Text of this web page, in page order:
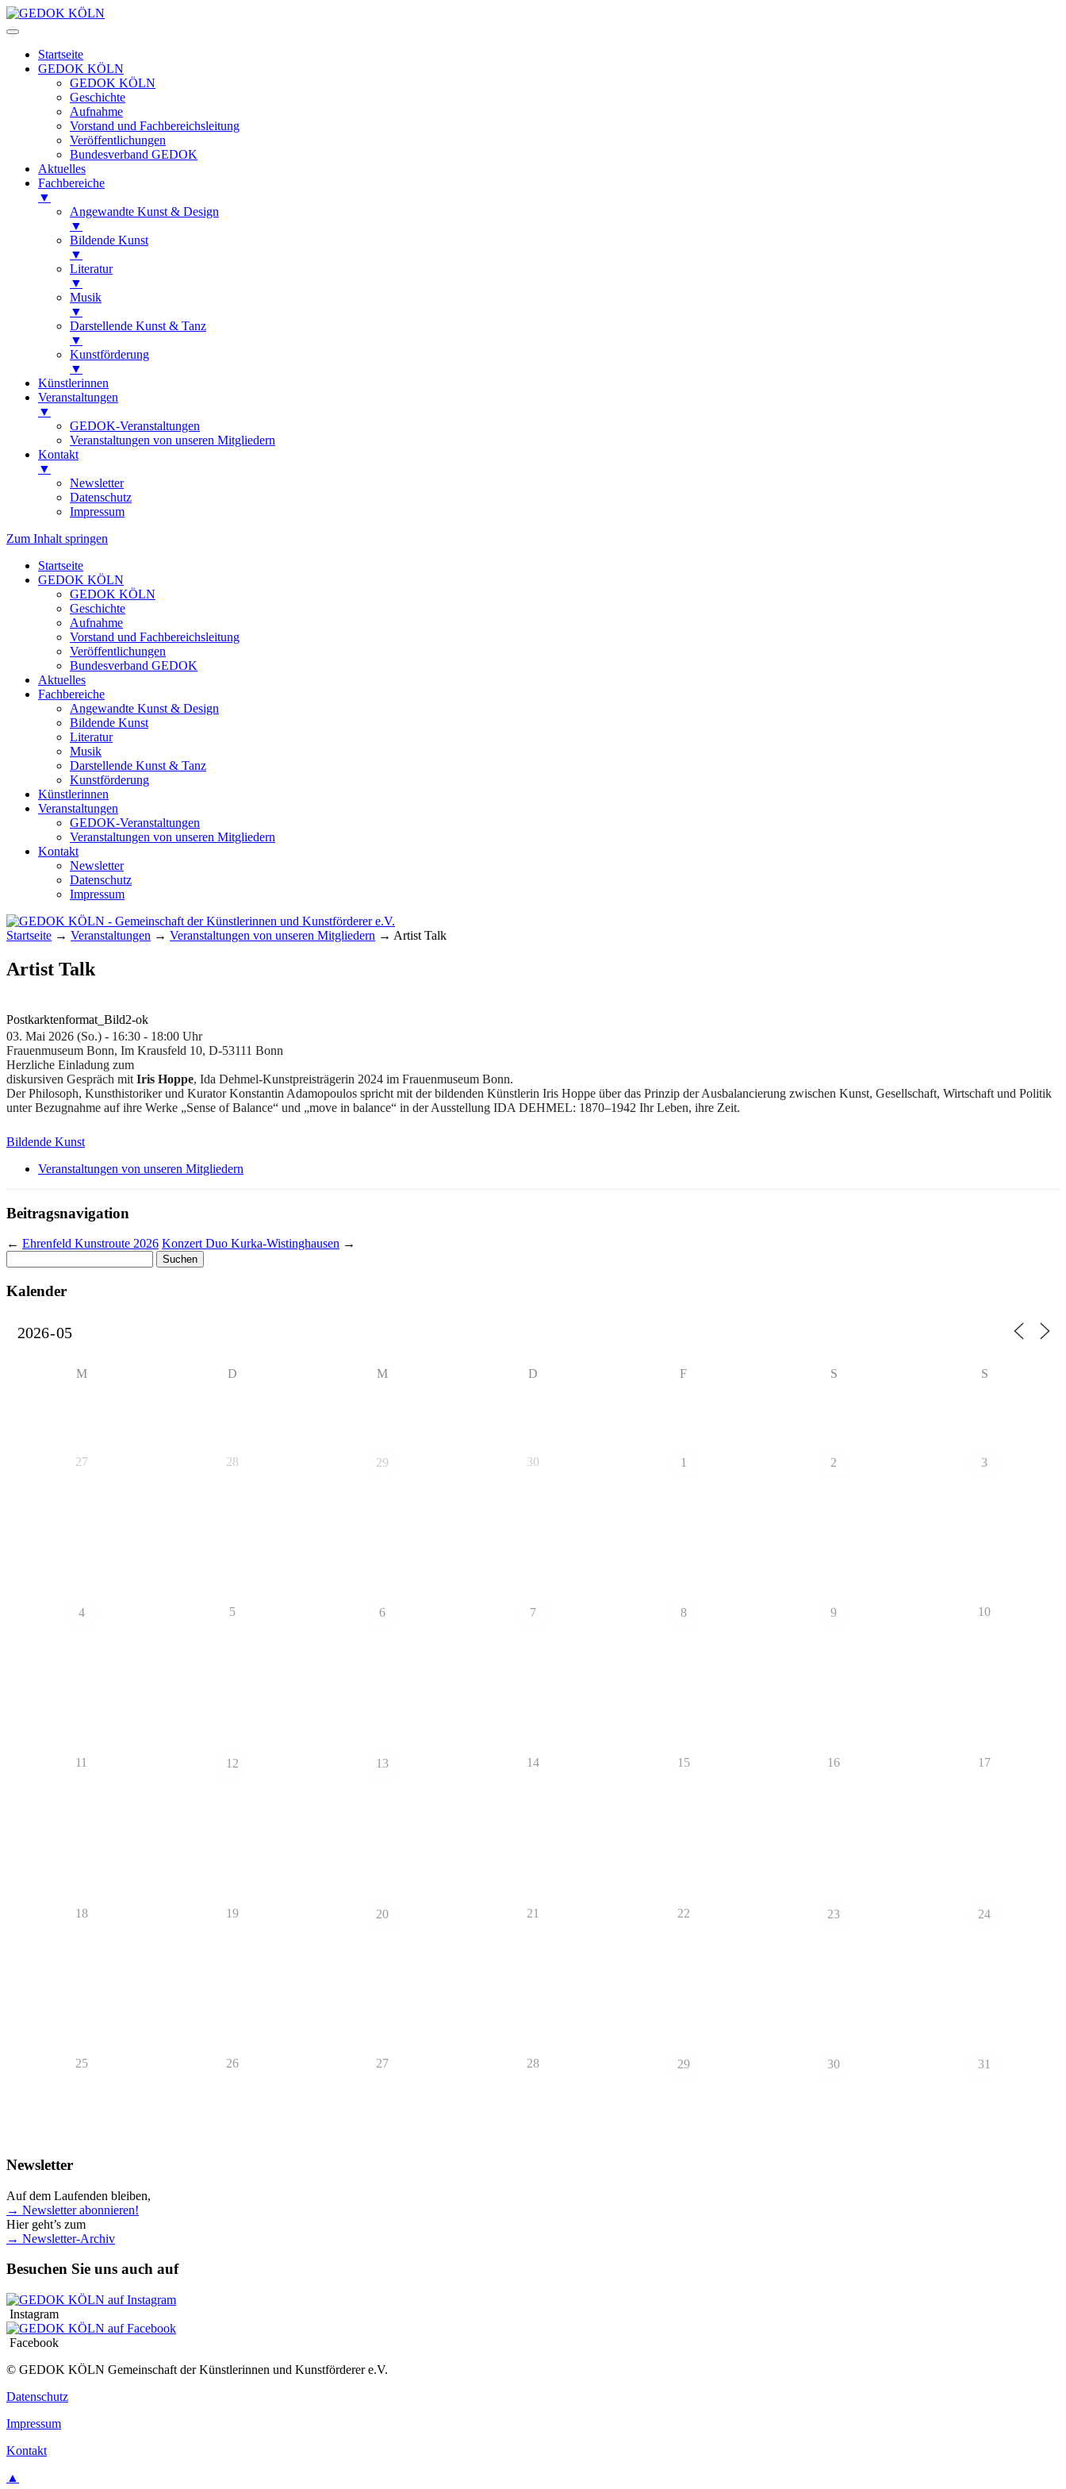
Startseite
GEDOK KÖLN
GEDOK KÖLN
Geschichte
Aufnahme
Vorstand und Fachbereichsleitung
Veröffentlichungen
Bundesverband GEDOK
Aktuelles
Fachbereiche
▼
Angewandte Kunst & Design
▼
Bildende Kunst
▼
Literatur
▼
Musik
▼
Darstellende Kunst & Tanz
▼
Kunstförderung
▼
Künstlerinnen
Veranstaltungen
▼
GEDOK-Veranstaltungen
Veranstaltungen von unseren Mitgliedern
Kontakt
▼
Newsletter
Datenschutz
Impressum
Zum Inhalt springen
Startseite
GEDOK KÖLN
GEDOK KÖLN
Geschichte
Aufnahme
Vorstand und Fachbereichsleitung
Veröffentlichungen
Bundesverband GEDOK
Aktuelles
Fachbereiche
Angewandte Kunst & Design
Bildende Kunst
Literatur
Musik
Darstellende Kunst & Tanz
Kunstförderung
Künstlerinnen
Veranstaltungen
GEDOK-Veranstaltungen
Veranstaltungen von unseren Mitgliedern
Kontakt
Newsletter
Datenschutz
Impressum
GEDOK KÖLN
Gemeinschaft der Künstlerinnen und Kunstförderer e.V.
Startseite → Veranstaltungen → Veranstaltungen von unseren Mitgliedern → Artist Talk
Artist Talk
Postkarktenformat_Bild2-ok
03. Mai 2026 (So.) - 16:30 - 18:00 Uhr
Frauenmuseum Bonn, Im Krausfeld 10, D-53111 Bonn
Herzliche Einladung zum
diskursiven Gespräch mit Iris Hoppe, Ida Dehmel-Kunstpreisträgerin 2024 im Frauenmuseum Bonn.
Der Philosoph, Kunsthistoriker und Kurator Konstantin Adamopoulos spricht mit der bildenden Künstlerin Iris Hoppe über das Prinzip der Ausbalancierung zwischen Kunst, Gesellschaft, Wirtschaft und Politik
unter Bezugnahme auf ihre Werke „Sense of Balance“ und „move in balance“ in der Ausstellung IDA DEHMEL: 1870–1942 Ihr Leben, ihre Zeit.
Bildende Kunst
Veranstaltungen von unseren Mitgliedern
Beitragsnavigation
← Ehrenfeld Kunstroute 2026 Konzert Duo Kurka-Wistinghausen →
nach:
Kalender
M D M D F S S
27 28 29 30 1 2 3
4 5 6 7 8 9 10
11 12 13 14 15 16 17
18 19 20 21 22 23 24
25 26 27 28 29 30 31
Newsletter
Auf dem Laufenden bleiben,
→ Newsletter abonnieren!
Hier geht’s zum
→ Newsletter-Archiv
Besuchen Sie uns auch auf
Instagram
Facebook
© GEDOK KÖLN Gemeinschaft der Künstlerinnen und Kunstförderer e.V.
Datenschutz
Impressum
Kontakt
▲